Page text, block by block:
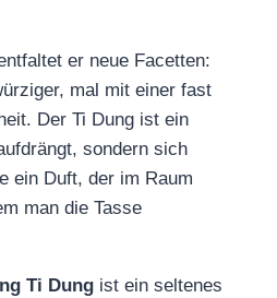
er neue Facetten:
mal mit einer fast
Der Ti Dung ist ein
sondern sich
ein Duft, der im Raum
man die Tasse
Ti Dung ist ein seltenes